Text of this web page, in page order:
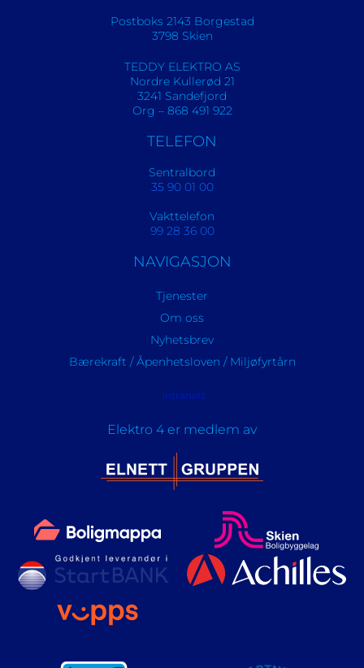
Postboks 2143 Borgestad
3798 Skien
TEDDY ELEKTRO AS
Nordre Kullerød 21
3241 Sandefjord
Org – 868 491 922
TELEFON
Sentralbord
35 90 01 00
Vakttelefon
99 28 36 00
NAVIGASJON
Tjenester
Om oss
Nyhetsbrev
Bærekraft / Åpenhetsloven / Miljøfyrtårn
intranett
Elektro 4 er medlem av